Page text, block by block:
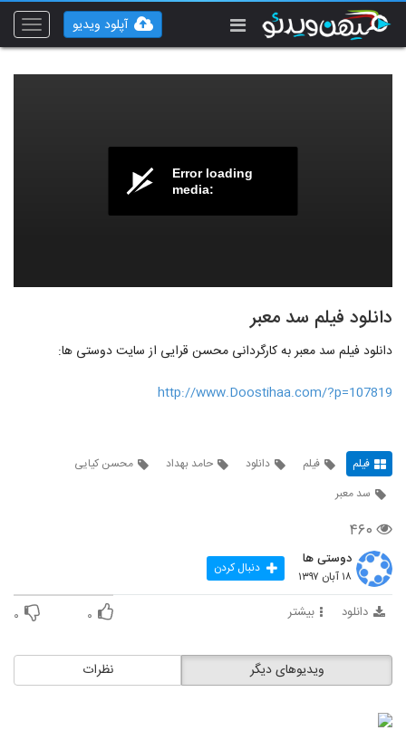
Toggle
آپلود ویدیو
Error loading
media:
دانلود فیلم سد معبر
دانلود فیلم سد معبر به کارگردانی محسن قرایی از سایت دوستی ها:
http://www.Doostihaa.com/?p=107819
فیلم فیلم دانلود حامد بهداد
محسن کیایی
سد معبر
۴۶۰
دوستی ها
۱۸ آبان ۱۳۹۷ دنبال کردن
دانلود بیشتر ۰ ۰
نظرات ویدیوهای دیگر